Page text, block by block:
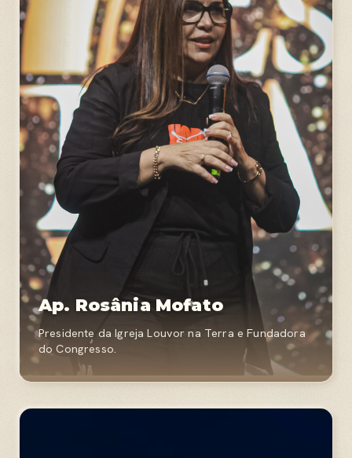
Ap. Rosânia Mofato
Presidente da Igreja Louvor na Terra e Fundadora
do Congresso.